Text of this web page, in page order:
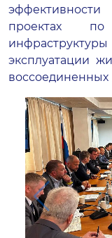
проектах по
эксплуатации
воссоединенных